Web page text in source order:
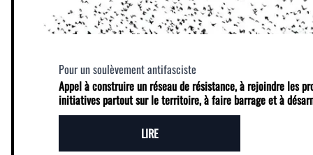
Pour un soulèvement antifasciste
Appel à construire un réseau de résistance, à rejoindre les
initiatives partout sur le territoire, à faire barrage et à
LIRE